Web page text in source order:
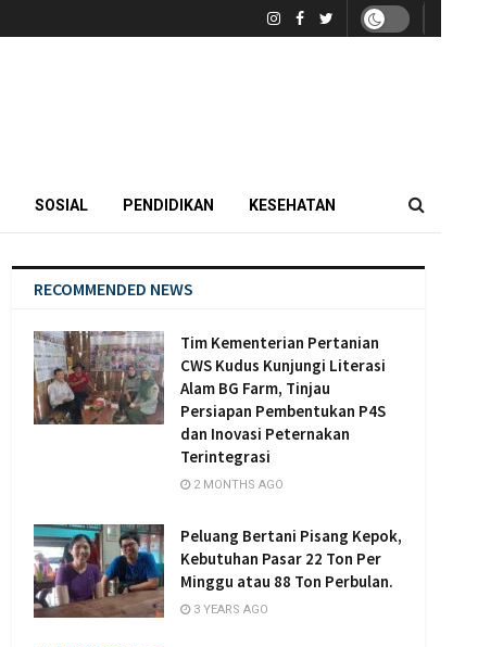
SOSIAL PENDIDIKAN KESEHATAN
RECOMMENDED NEWS
Tim Kementerian Pertanian
CWS Kudus Kunjungi Literasi
Alam BG Farm, Tinjau
Persiapan Pembentukan P4S
dan Inovasi Peternakan
Terintegrasi
2 MONTHS AGO
Peluang Bertani Pisang Kepok,
Kebutuhan Pasar 22 Ton Per
Minggu atau 88 Ton Perbulan.
3 YEARS AGO